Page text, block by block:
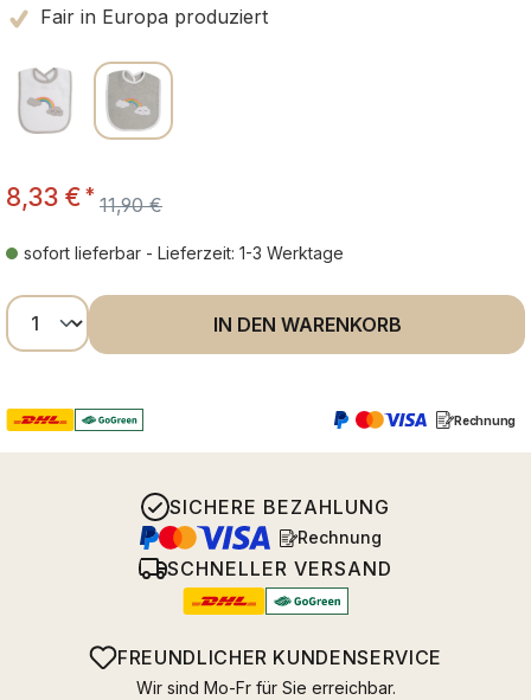
Fair in Europa produziert
8,33 € * 11,90 €
sofort lieferbar - Lieferzeit: 1-3 Werktage
Produkt Anzahl: Gib den gewünschten
IN DEN WARENKORB
Rechnung
SICHERE BEZAHLUNG
Rechnung
SCHNELLER VERSAND
FREUNDLICHER KUNDENSERVICE
Wir sind Mo-Fr für Sie erreichbar.